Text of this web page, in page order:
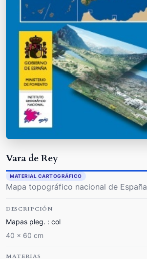
Vara de Rey
MATERIAL CARTOGRÁFICO
Mapa topográfico nacional de España
DESCRIPCIÓN
Mapas pleg. : col
40 x 60 cm
MATERIAS